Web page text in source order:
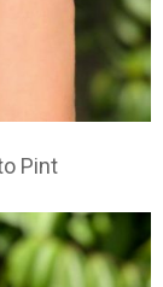
Pint